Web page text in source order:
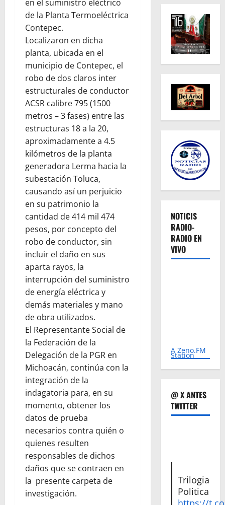
en el suministro eléctrico
de la Planta Termoeléctrica
Contepec.
Localizaron en dicha
planta, ubicada en el
municipio de Contepec, el
robo de dos claros inter
estructurales de conductor
ACSR calibre 795 (1500
metros – 3 fases) entre las
estructuras 18 a la 20,
aproximadamente a 4.5
kilómetros de la planta
generadora Lerma hacia la
subestación Toluca,
causando así un perjuicio
en su patrimonio la
cantidad de 414 mil 474
pesos, por concepto del
robo de conductor, sin
incluir el daño en sus
aparta rayos, la
interrupción del suministro
de energía eléctrica y
demás materiales y mano
de obra utilizados.
El Representante Social de
la Federación de la
Delegación de la PGR en
Michoacán, continúa con la
integración de la
indagatoria para, en su
momento, obtener los
datos de prueba
necesarios contra quién o
quienes resulten
responsables de dichos
daños que se contraen en
la presente carpeta de
investigación.
NOTICIS
RADIO-
RADIO EN
VIVO
A Zeno.FM
Station
@ X ANTES
TWITTER
Trilogia
Politica